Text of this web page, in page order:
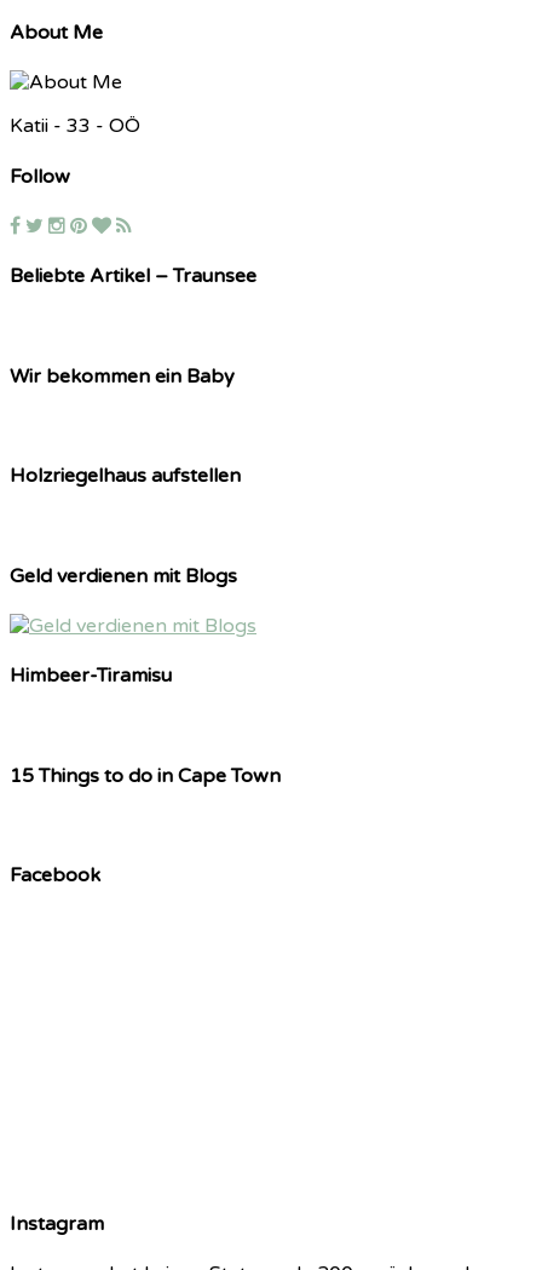
About Me
Katii - 33 - OÖ
Follow
Beliebte Artikel – Traunsee
Wir bekommen ein Baby
Holzriegelhaus aufstellen
Geld verdienen mit Blogs
Himbeer-Tiramisu
15 Things to do in Cape Town
Facebook
Instagram